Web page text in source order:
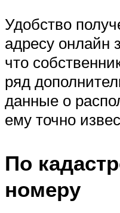
Удобство
адресу онлайн
что
ряд
данные о
ему точно
По
номеру